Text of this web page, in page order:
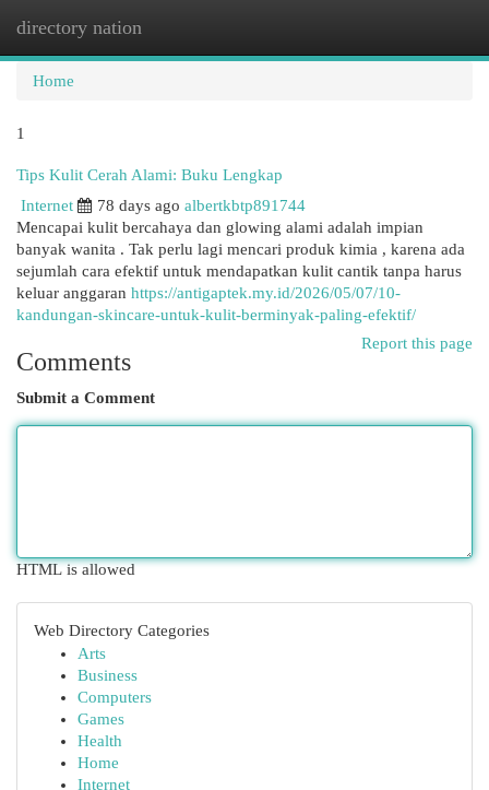
directory nation
Home
1
Tips Kulit Cerah Alami: Buku Lengkap
Internet
78 days ago albertkbtp891744
Mencapai kulit bercahaya dan glowing alami adalah impian
banyak wanita . Tak perlu lagi mencari produk kimia , karena ada
sejumlah cara efektif untuk mendapatkan kulit cantik tanpa harus
keluar anggaran https://antigaptek.my.id/2026/05/07/10-
kandungan-skincare-untuk-kulit-berminyak-paling-efektif/
Report this page
Comments
Submit a Comment
HTML is allowed
Web Directory Categories
Arts
Business
Computers
Games
Health
Home
Internet